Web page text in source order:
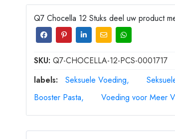
Q7 Chocella 12 Stuks deel uw product
SKU: Q7-CHOCELLA-12-PCS-0001717
labels:
Seksuele Voeding
Booster Pasta
Voeding voor Meer